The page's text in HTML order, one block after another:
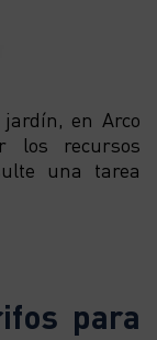
en Arco
los recursos
una tarea
para